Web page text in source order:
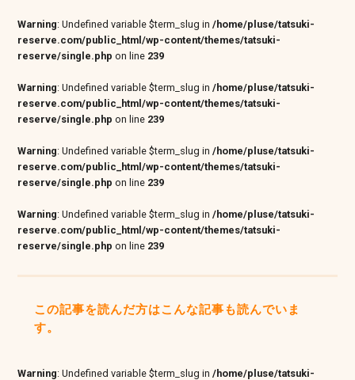
Warning: Undefined variable $term_slug in/home/pluse/tatsuki-
reserve.com/public_html/wp-content/themes/tatsuki-
reserve/single.php on line 239
Warning: Undefined variable $term_slug in/home/pluse/tatsuki-
reserve.com/public_html/wp-content/themes/tatsuki-
reserve/single.php on line 239
Warning: Undefined variable $term_slug in/home/pluse/tatsuki-
reserve.com/public_html/wp-content/themes/tatsuki-
reserve/single.php on line 239
Warning: Undefined variable $term_slug in/home/pluse/tatsuki-
reserve.com/public_html/wp-content/themes/tatsuki-
reserve/single.php on line 239
この記事を読んだ方はこんな記事も読んでいま
す。
Warning: Undefined variable $term_slug in/home/pluse/tatsuki-